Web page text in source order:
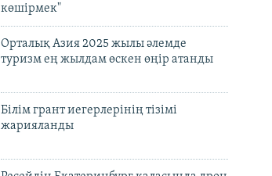
көшірмек"
Орталық Азия 2025 жылы әлемде
туризм ең жылдам өскен өңір атанды
Білім грант иегерлерінің тізімі
жарияланды